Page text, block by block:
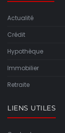
Actualité
Crédit
Hypothèque
Immobilier
Retraite
LIENS UTILES